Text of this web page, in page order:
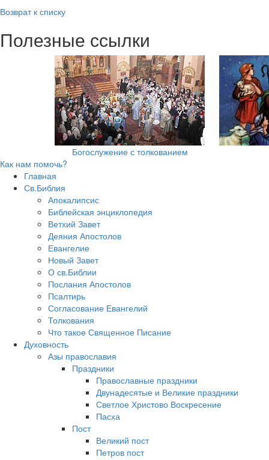
Возврат к списку
Полезные ссылки
Богослужение с толкованием
Как нам помочь?
Главная
Св.Библия
Апокалипсис
Библейская энциклопедия
Ветхий Завет
Деяния Апостолов
Евангелие
Новый Завет
О св.Библии
Послания Апостолов
Псалтирь
Согласование Евангелий
Толкования
Что такое Священное Писание
Духовность
Азы православия
Праздники
Православные праздники
Двунадесятые и Великие праздники
Светлое Христово Воскресение
Пасха
Пост
Великий пост
Петров пост